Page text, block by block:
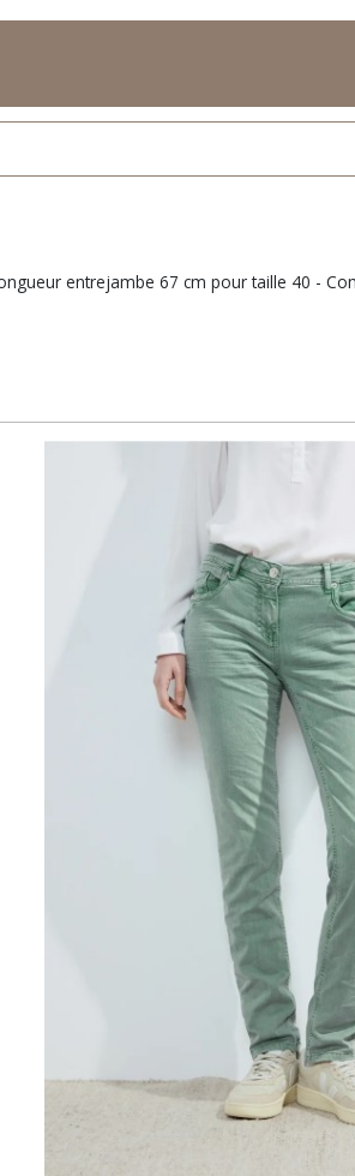
entrejambe 67 cm pour taille 40 -